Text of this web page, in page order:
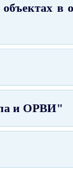
в
и ОРВИ"